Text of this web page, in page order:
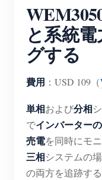
と系統
グする
費用 ：USD 109（
単相および分相
でインバーター
売電を同時にモ
三相システムの
の両方を追跡す